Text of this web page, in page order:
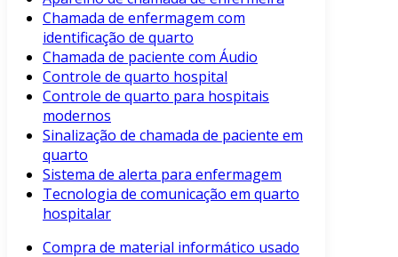
Chamada de enfermagem com
identificação de quarto
Chamada de paciente com Áudio
Controle de quarto hospital
Controle de quarto para hospitais
modernos
Sinalização de chamada de paciente em
quarto
Sistema de alerta para enfermagem
Tecnologia de comunicação em quarto
hospitalar
Compra de material informático usado